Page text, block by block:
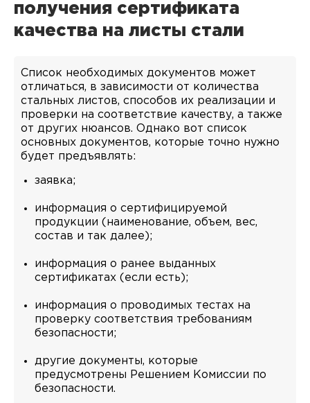
получения сертификата
качества на листы стали
Список необходимых документов может
отличаться, в зависимости от количества
стальных листов, способов их реализации и
проверки на соответствие качеству, а также
от других нюансов. Однако вот список
основных документов, которые точно нужно
будет предъявлять:
заявка;
информация о сертифицируемой
продукции (наименование, объем, вес,
состав и так далее);
информация о ранее выданных
сертификатах (если есть);
информация о проводимых тестах на
проверку соответствия требованиям
безопасности;
другие документы, которые
предусмотрены Решением Комиссии по
безопасности.